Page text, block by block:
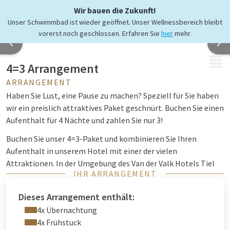
Wir bauen die Zukunft!
Unser Schwimmbad ist wieder geöffnet. Unser Wellnessbereich bleibt
vorerst noch geschlossen. Erfahren Sie hiermehr.
4=3 Arrangement
ARRANGEMENT
Haben Sie Lust, eine Pause zu machen? Speziell für Sie haben
wir ein preislich attraktives Paket geschnürt. Buchen Sie einen
Aufenthalt für 4 Nächte und zahlen Sie nur 3!
Buchen Sie unser 4=3-Paket und kombinieren Sie Ihren
Aufenthalt in unserem Hotel mit einer der vielen
Attraktionen. In der Umgebung des Van der Valk Hotels Tiel
gibt es viel zu tun und zu sehen! Entdecken Sie die schöne
Natürlich haben wir für Sie die schönsten Routen
zusammengestellt. Neugierig?
IHR ARRANGEMENT
Dieses Arrangement enthält:
4x Übernachtung
4x Frühstuck